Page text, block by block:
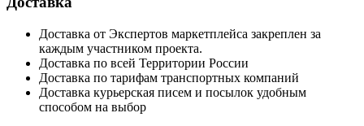
Доставка от Экспертов маркетплейса закреплен за
каждым участником проекта.
Доставка по всей Территории России
Доставка по тарифам транспортных компаний
Доставка курьерская писем и посылок удобным
способом на выбор